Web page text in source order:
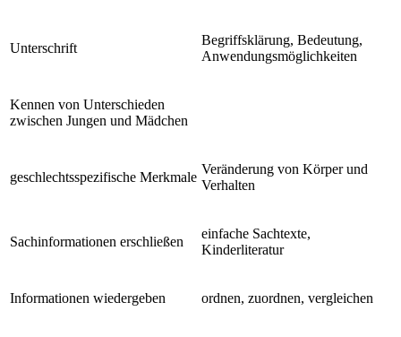
Unterschrift
Begriffsklärung, Bedeutung,
Anwendungsmöglichkeiten
Kennen von Unterschieden
zwischen Jungen und Mädchen
geschlechtsspezifische Merkmale
Veränderung von Körper und
Verhalten
Sachinformationen erschließen
einfache Sachtexte,
Kinderliteratur
Informationen wiedergeben ordnen, zuordnen, vergleichen